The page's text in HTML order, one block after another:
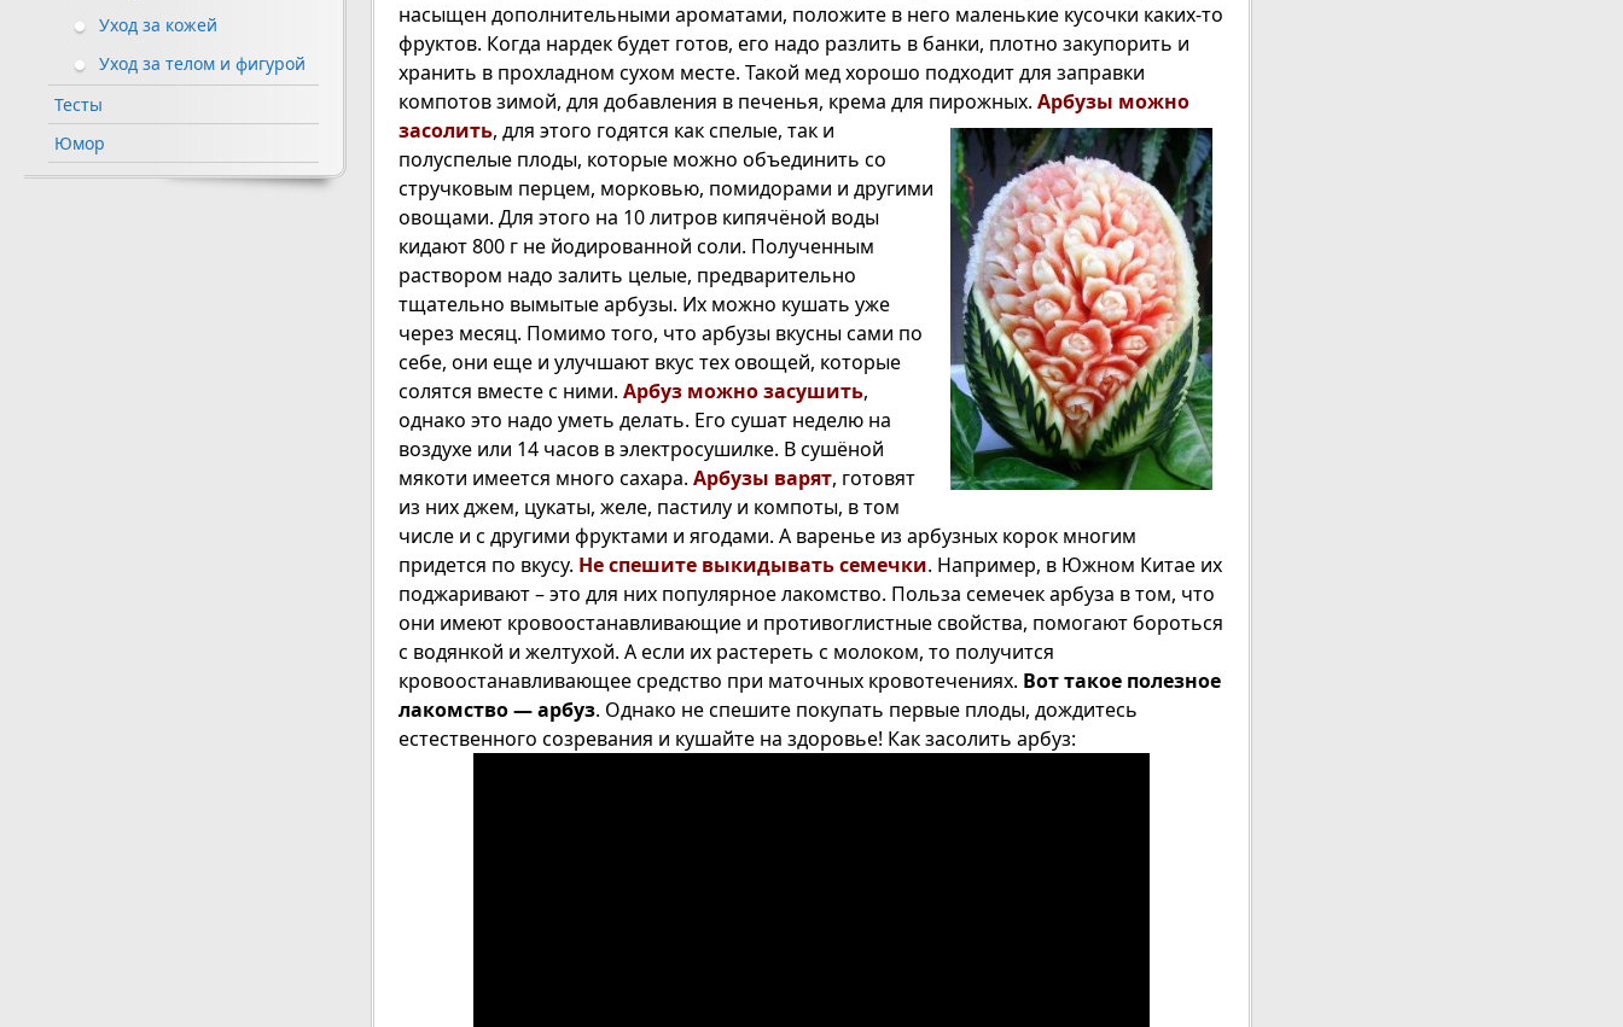
насыщен дополнительными ароматами, положите в него маленькие кусочки каких-то
фруктов. Когда нардек будет готов, его надо разлить в банки, плотно закупорить и
хранить в прохладном сухом месте. Такой мед хорошо подходит для заправки
компотов зимой, для добавления в печенья, крема для пирожных. Арбузы можно
засолить, для этого годятся как спелые, так и
полуспелые плоды, которые можно объединить со
стручковым перцем, морковью, помидорами и другими
овощами. Для этого на 10 литров кипячёной воды
кидают 800 г не йодированной соли. Полученным
раствором надо залить целые, предварительно
тщательно вымытые арбузы. Их можно кушать уже
через месяц. Помимо того, что арбузы вкусны сами по
себе, они еще и улучшают вкус тех овощей, которые
солятся вместе с ними. Арбуз можно засушить,
однако это надо уметь делать. Его сушат неделю на
воздухе или 14 часов в электросушилке. В сушёной
мякоти имеется много сахара. Арбузы варят, готовят
из них джем, цукаты, желе, пастилу и компоты, в том
числе и с другими фруктами и ягодами. А варенье из арбузных корок многим
придется по вкусу. Не спешите выкидывать семечки. Например, в Южном Китае их
поджаривают – это для них популярное лакомство. Польза семечек арбуза в том, что
они имеют кровоостанавливающие и противоглистные свойства, помогают бороться
с водянкой и желтухой. А если их растереть с молоком, то получится
кровоостанавливающее средство при маточных кровотечениях. Вот такое полезное
лакомство — арбуз. Однако не спешите покупать первые плоды, дождитесь
естественного созревания и кушайте на здоровье! Как засолить арбуз:
Уход за кожей
Уход за телом и фигурой
Тесты
Юмор